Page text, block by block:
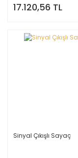
17.120,56 TL
Sinyal Çıkışlı Sayaç